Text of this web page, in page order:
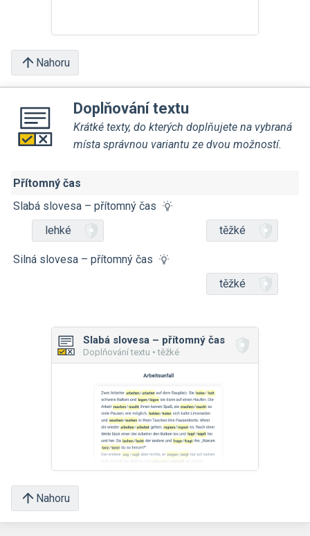
Nahoru
Doplňování textu
Krátké texty, do kterých doplňujete na vybraná
místa správnou variantu ze dvou možností.
Přítomný čas
Slabá slovesa – přítomný čas
lehké
těžké
Silná slovesa – přítomný čas
těžké
Slabá slovesa – přítomný čas
Doplňování textu • těžké
Nahoru